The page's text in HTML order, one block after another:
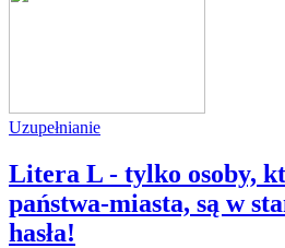
Uzupełnianie
Litera L - tylko osoby,
państwa-miasta, są w
hasła!